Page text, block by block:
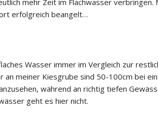
mehr Zeit im Flachwasser verbringen.
erfolgreich beangelt…
Wasser immer im Vergleich zur
meiner Kiesgrube sind 50-100cm bei
während an richtig tiefen
geht es hier nicht.